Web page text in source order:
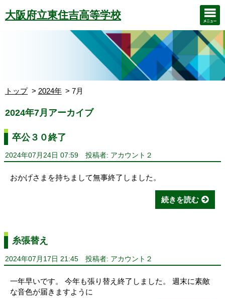
大阪府立東住吉高等学校
トップ 2024年 7月
2024年7月アーカイブ
卒公３０終了
2024年07月24日 07:59 投稿者: アカウント２
おかげさまを持ちまして無事終了しました。
続きを読む
糸張替え
2024年07月17日 21:45 投稿者: アカウント２
一年早いです。 今年も張り替え終了しました。 週末に素敵
な音色が届きますように